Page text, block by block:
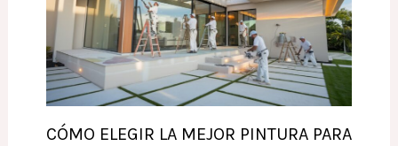
CÓMO ELEGIR LA MEJOR PINTURA PARA